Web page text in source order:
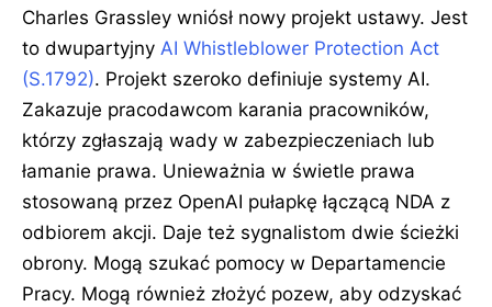
Charles Grassley wniósł nowy projekt ustawy. Jest
to dwupartyjny AI Whistleblower Protection Act
(S.1792). Projekt szeroko definiuje systemy AI.
Zakazuje pracodawcom karania pracowników,
którzy zgłaszają wady w zabezpieczeniach lub
łamanie prawa. Unieważnia w świetle prawa
stosowaną przez OpenAI pułapkę łączącą NDA z
odbiorem akcji. Daje też sygnalistom dwie ścieżki
obrony. Mogą szukać pomocy w Departamencie
Pracy. Mogą również złożyć pozew, aby odzyskać